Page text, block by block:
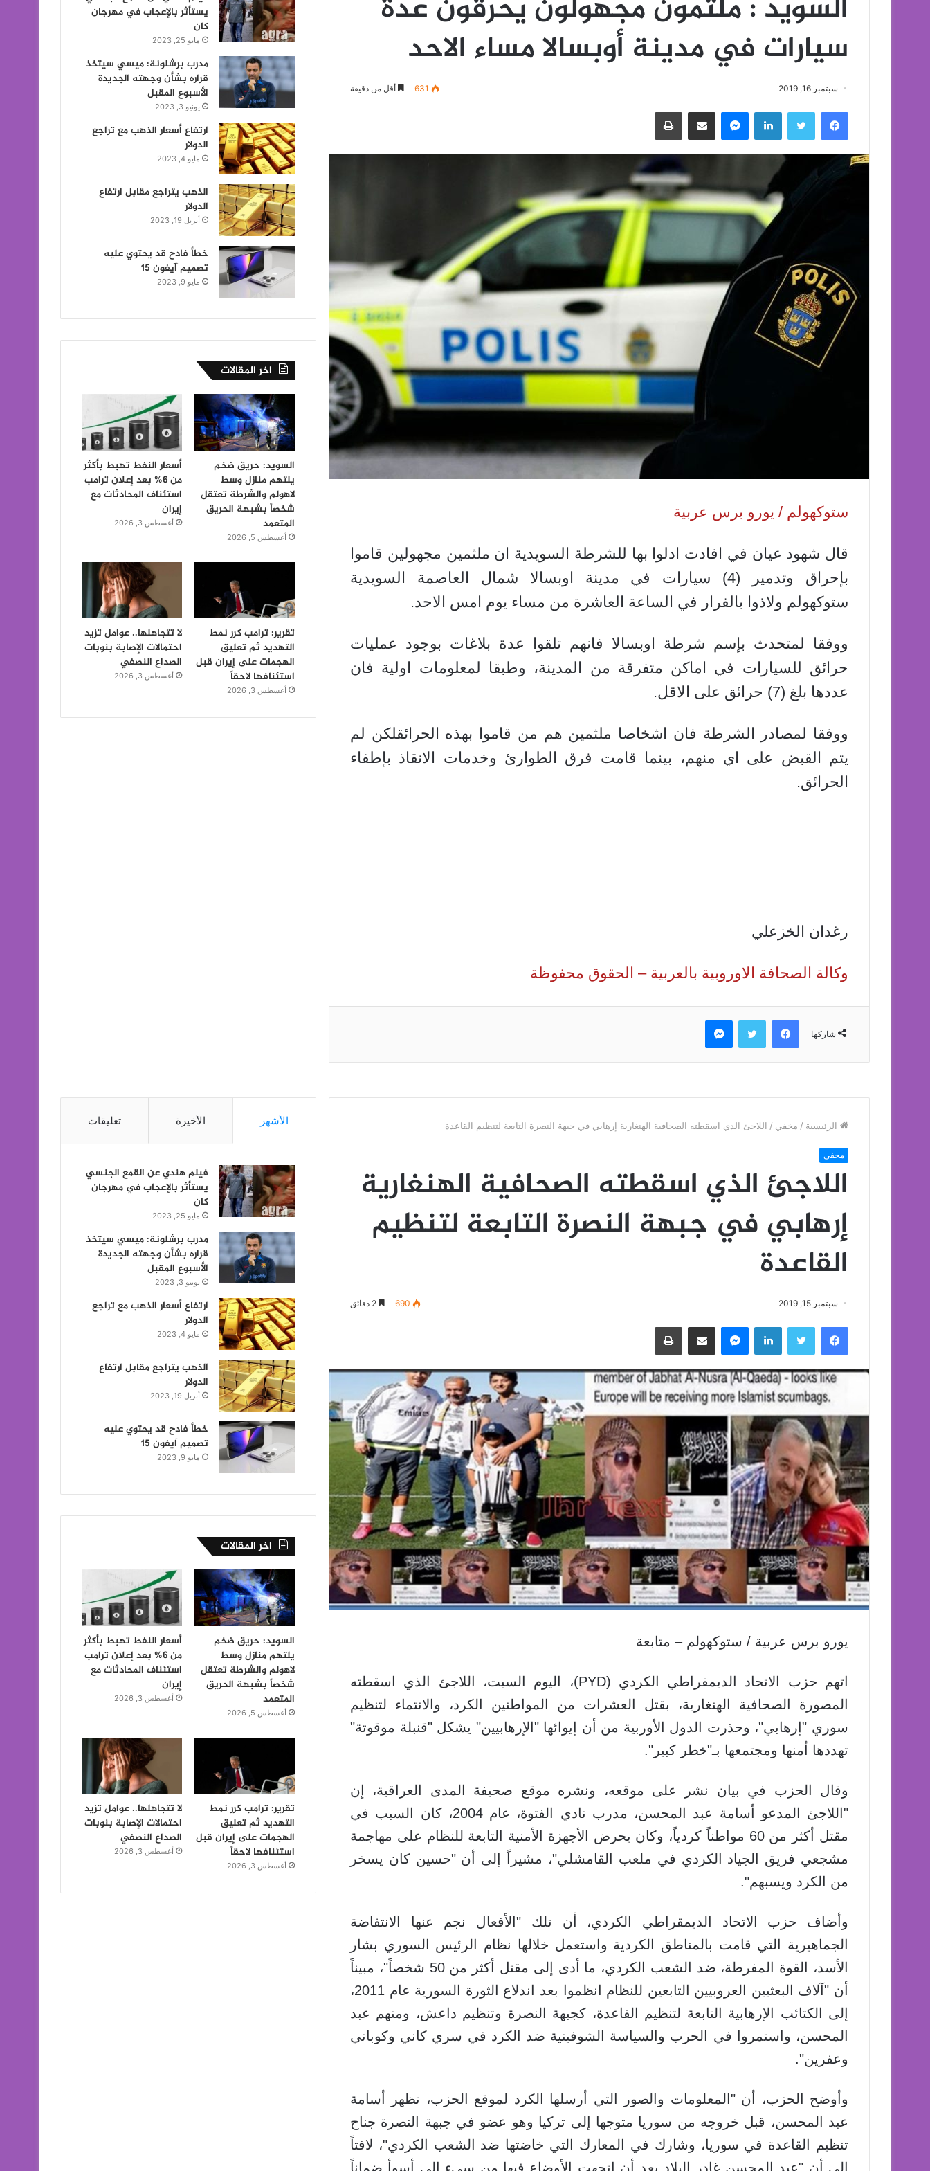
السويد : ملثمون مجهولون يحرقون عدة
سيارات في مدينة أوبسالا مساء الاحد
سبتمبر 16, 2019 631 أقل من دقيقة
فيسبوك تويتر لينكدإن ماسنجر مشاركة عبر البريد طباعة
ستوكهولم / يورو برس عربية
قال شهود عيان في افادت ادلوا بها للشرطة السويدية ان ملثمين مجهولين قاموا
بإحراق وتدمير (4) سيارات في مدينة اوبسالا شمال العاصمة السويدية
ستوكهولم ولاذوا بالفرار في الساعة العاشرة من مساء يوم امس الاحد.
ووفقا لمتحدث بإسم شرطة اوبسالا فانهم تلقوا عدة بلاغات بوجود عمليات
حرائق للسيارات في اماكن متفرقة من المدينة، وطبقا لمعلومات اولية فان
عددها بلغ (7) حرائق على الاقل.
ووفقا لمصادر الشرطة فان اشخاصا ملثمين هم من قاموا بهذه الحرائقلكن لم
يتم القبض على اي منهم، بينما قامت فرق الطوارئ وخدمات الانقاذ بإطفاء
الحرائق.
رغدان الخزعلي
وكالة الصحافة الاوروبية بالعربية – الحقوق محفوظة
شاركها
فيسبوك تويتر ماسنجر
يستأثر بالإعجاب في مهرجان
كان
مايو 25, 2023
مدرب برشلونة: ميسي سيتخذ
قراره بشأن وجهته الجديدة
الأسبوع المقبل
يونيو 3, 2023
ارتفاع أسعار الذهب مع تراجع
الدولار
مايو 4, 2023
الذهب يتراجع مقابل ارتفاع
الدولار
أبريل 19, 2023
خطأ فادح قد يحتوي عليه
تصميم آيفون 15
مايو 9, 2023
اخر المقالات
السويد: حريق ضخم
يلتهم منازل وسط
لاهولم والشرطة تعتقل
شخصاً بشبهة الحريق
المتعمد
أغسطس 5, 2026
أسعار النفط تهبط بأكثر
من 6% بعد إعلان ترامب
استئناف المحادثات مع
إيران
أغسطس 3, 2026
تقرير: ترامب كرر نمط
التهديد ثم تعليق
الهجمات على إيران قبل
استئنافها لاحقاً
أغسطس 3, 2026
لا تتجاهلها.. عوامل تزيد
احتمالات الإصابة بنوبات
الصداع النصفي
أغسطس 3, 2026